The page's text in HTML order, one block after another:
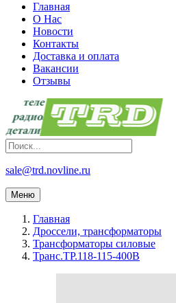
Главная
О Нас
Новости
Контакты
Доставка и оплата
Вакансии
Отзывы
sale@trd.novline.ru
Меню
Главная
Дроссели, трансформаторы
Трансформаторы силовые
Транс.ТР.118-115-400В